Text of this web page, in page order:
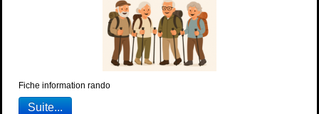
Fiche information rando
Suite...